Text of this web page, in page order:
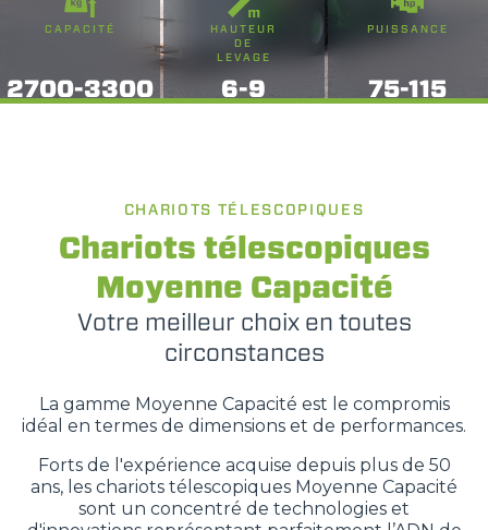
CAPACITÉ
2700-3300
HAUTEUR
DE
LEVAGE
6-9
PUISSANCE
75-115
CHARIOTS TÉLESCOPIQUES
Chariots télescopiques
Moyenne Capacité
Votre meilleur choix en toutes
circonstances
La gamme Moyenne Capacité est le compromis
idéal en termes de dimensions et de performances.
Forts de l'expérience acquise depuis plus de 50
ans, les chariots télescopiques Moyenne Capacité
sont un concentré de technologies et